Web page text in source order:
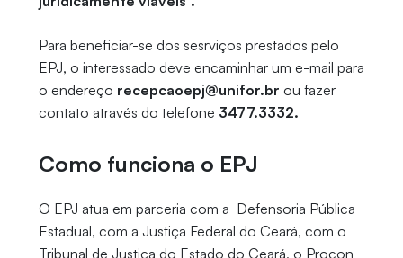
Para beneficiar-se dos sesrviços prestados pelo
EPJ, o interessado deve encaminhar um e-mail para
o endereço recepcaoepj@unifor.br ou fazer
contato através do telefone 3477.3332.
Como funciona o EPJ
O EPJ atua em parceria com a Defensoria Pública
Estadual, com a Justiça Federal do Ceará, com o
Tribunal de Justiça do Estado do Ceará, o Procon